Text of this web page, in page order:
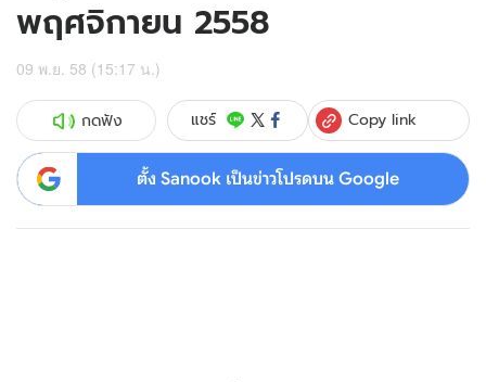
พฤศจิกายน 2558
09 พ.ย. 58 (15:17 น.)
กดฟัง แชร์ Copy link
ตั้ง Sanook เป็นข่าวโปรดบน Google